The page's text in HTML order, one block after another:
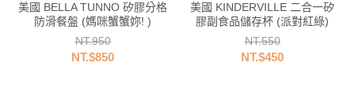
美國 BELLA TUNNO 矽膠分格
防滑餐盤 (媽咪蟹蟹妳! )
NT.950
NT.$850
美國 KINDERVILLE 二合一矽
膠副食品儲存杯 (派對紅綠)
NT.550
NT.$450